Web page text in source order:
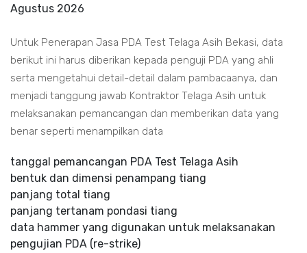
Agustus 2026
Untuk Penerapan Jasa PDA Test Telaga Asih Bekasi, data
berikut ini harus diberikan kepada penguji PDA yang ahli
serta mengetahui detail-detail dalam pambacaanya, dan
menjadi tanggung jawab Kontraktor Telaga Asih untuk
melaksanakan pemancangan dan memberikan data yang
benar seperti menampilkan data
tanggal pemancangan PDA Test Telaga Asih
bentuk dan dimensi penampang tiang
panjang total tiang
panjang tertanam pondasi tiang
data hammer yang digunakan untuk melaksanakan
pengujian PDA (re-strike)